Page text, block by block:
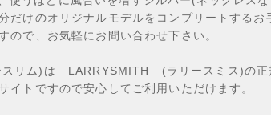
だけのオリジナルモデルをコンプリートするお
ので、お気軽にお問い合わせ下さい。
リム)は LARRYSMITH (ラリースミス)の正
イトですので安心してご利用いただけます。